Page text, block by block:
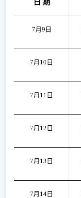
日 期
7月9日
7月10日
7月11日
7月12日
7月13日
7月14日